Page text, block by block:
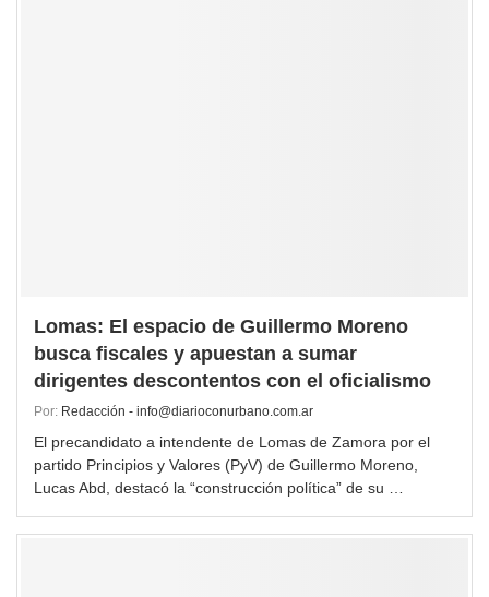
Lomas: El espacio de Guillermo Moreno
busca fiscales y apuestan a sumar
dirigentes descontentos con el oficialismo
Por: Redacción - info@diarioconurbano.com.ar
El precandidato a intendente de Lomas de Zamora por el
partido Principios y Valores (PyV) de Guillermo Moreno,
Lucas Abd, destacó la “construcción política” de su …